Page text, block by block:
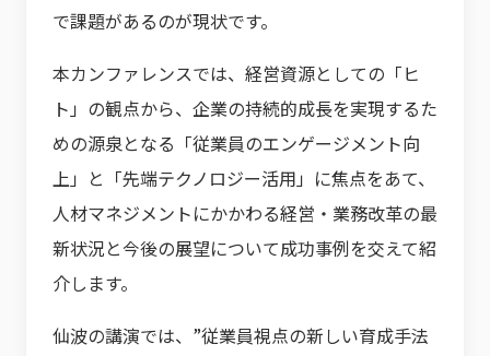
で課題があるのが現状です。
本カンファレンスでは、経営資源としての「ヒ
ト」の観点から、企業の持続的成長を実現するた
めの源泉となる「従業員のエンゲージメント向
上」と「先端テクノロジー活用」に焦点をあて、
人材マネジメントにかかわる経営・業務改革の最
新状況と今後の展望について成功事例を交えて紹
介します。
仙波の講演では、”従業員視点の新しい育成手法